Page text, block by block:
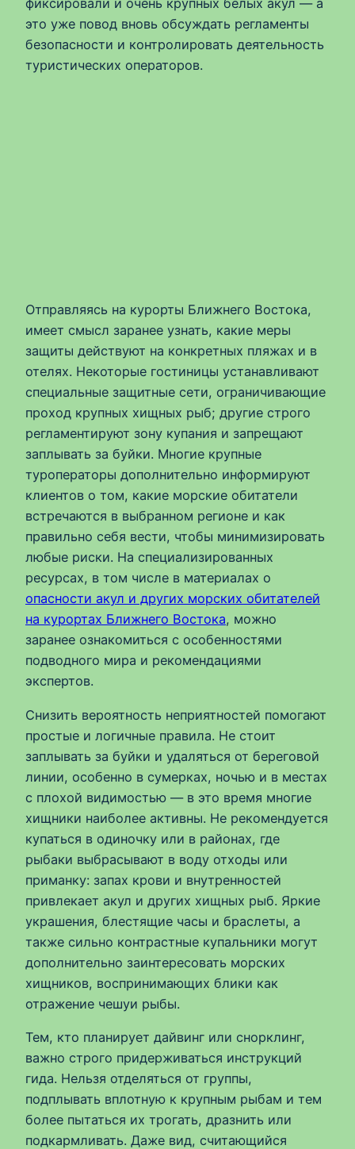
это уже повод вновь обсуждать регламенты
безопасности и контролировать деятельность
туристических операторов.
Отправляясь на курорты Ближнего Востока,
имеет смысл заранее узнать, какие меры
защиты действуют на конкретных пляжах и в
отелях. Некоторые гостиницы устанавливают
специальные защитные сети, ограничивающие
проход крупных хищных рыб; другие строго
регламентируют зону купания и запрещают
заплывать за буйки. Многие крупные
туроператоры дополнительно информируют
клиентов о том, какие морские обитатели
встречаются в выбранном регионе и как
правильно себя вести, чтобы минимизировать
любые риски. На специализированных
ресурсах, в том числе в материалах о
опасности акул и других морских обитателей
на курортах Ближнего Востока, можно
заранее ознакомиться с особенностями
подводного мира и рекомендациями
экспертов.
Снизить вероятность неприятностей помогают
простые и логичные правила. Не стоит
заплывать за буйки и удаляться от береговой
линии, особенно в сумерках, ночью и в местах
с плохой видимостью — в это время многие
хищники наиболее активны. Не рекомендуется
купаться в одиночку или в районах, где
рыбаки выбрасывают в воду отходы или
приманку: запах крови и внутренностей
привлекает акул и других хищных рыб. Яркие
украшения, блестящие часы и браслеты, а
также сильно контрастные купальники могут
дополнительно заинтересовать морских
хищников, воспринимающих блики как
отражение чешуи рыбы.
Тем, кто планирует дайвинг или снорклинг,
важно строго придерживаться инструкций
гида. Нельзя отделяться от группы,
подплывать вплотную к крупным рыбам и тем
более пытаться их трогать, дразнить или
подкармливать. Даже вид, считающийся